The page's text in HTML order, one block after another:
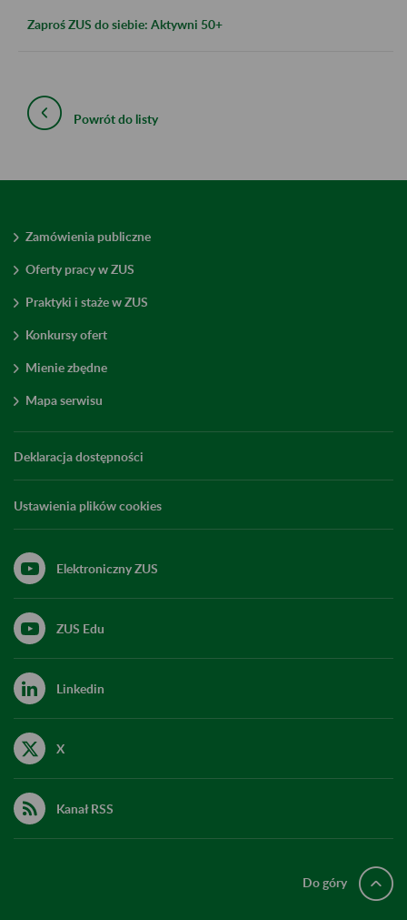
Zaproś ZUS do siebie: Aktywni 50+
Powrót do listy
Zamówienia publiczne
Oferty pracy w ZUS
Praktyki i staże w ZUS
Konkursy ofert
Mienie zbędne
Mapa serwisu
Deklaracja dostępności
Ustawienia plików cookies
Elektroniczny ZUS
ZUS Edu
Linkedin
X
Kanał RSS
Do góry